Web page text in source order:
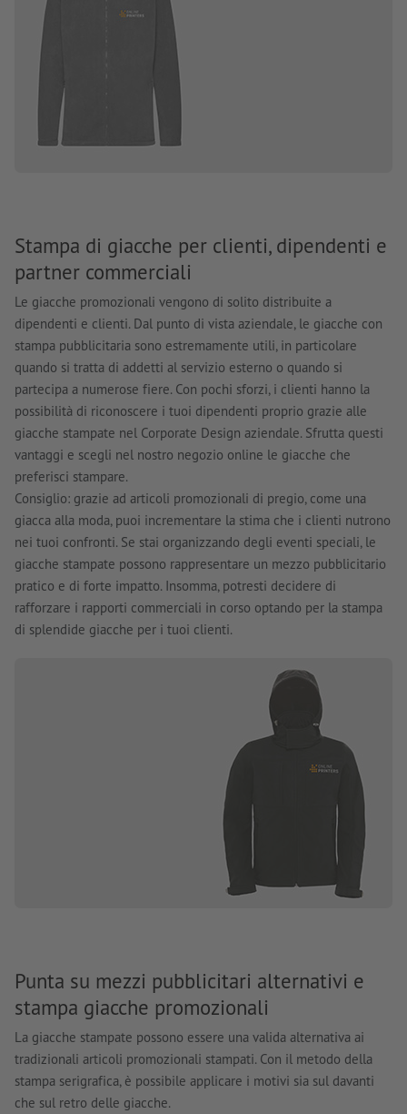
Stampa di giacche per clienti, dipendenti e
partner commerciali
Le giacche promozionali vengono di solito distribuite a
dipendenti e clienti. Dal punto di vista aziendale, le giacche con
stampa pubblicitaria sono estremamente utili, in particolare
quando si tratta di addetti al servizio esterno o quando si
partecipa a numerose fiere. Con pochi sforzi, i clienti hanno la
possibilità di riconoscere i tuoi dipendenti proprio grazie alle
giacche stampate nel Corporate Design aziendale. Sfrutta questi
vantaggi e scegli nel nostro negozio online le giacche che
preferisci stampare.
Consiglio: grazie ad articoli promozionali di pregio, come una
giacca alla moda, puoi incrementare la stima che i clienti nutrono
nei tuoi confronti. Se stai organizzando degli eventi speciali, le
giacche stampate possono rappresentare un mezzo pubblicitario
pratico e di forte impatto. Insomma, potresti decidere di
rafforzare i rapporti commerciali in corso optando per la stampa
di splendide giacche per i tuoi clienti.
Punta su mezzi pubblicitari alternativi e
stampa giacche promozionali
La giacche stampate possono essere una valida alternativa ai
tradizionali articoli promozionali stampati. Con il metodo della
stampa serigrafica, è possibile applicare i motivi sia sul davanti
che sul retro delle giacche.